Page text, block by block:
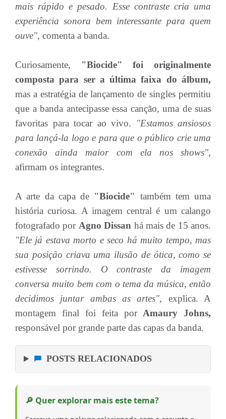
mais rápido e pesado. Esse contraste cria uma
experiência sonora bem interessante para quem
ouve", comenta a banda.
Curiosamente,
"Biocide" foi originalmente
composta para ser a última faixa do álbum,
mas a estratégia de lançamento de singles permitiu
que a banda antecipasse essa canção, uma de suas
favoritas para tocar ao vivo.
"Estamos ansiosos
para lançá-la logo e para que o público crie uma
conexão ainda maior com ela nos shows",
afirmam os integrantes.
A arte da capa de "Biocide" também tem uma
história curiosa. A imagem central é um calango
fotografado por Agno Dissan há mais de 15 anos.
"Ele já estava morto e seco há muito tempo, mas
sua posição criava uma ilusão de ótica, como se
estivesse sorrindo. O contraste da imagem
conversa muito bem com o tema da música, então
decidimos juntar ambas as artes", explica. A
montagem final foi feita porAmaury Johns,
responsável por grande parte das capas da banda.
POSTS RELACIONADOS
🔎 Quer explorar mais este tema?